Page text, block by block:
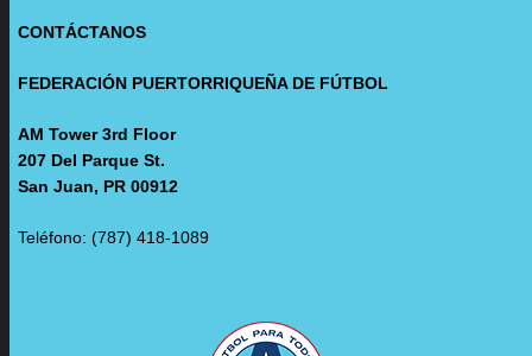
CONTÁCTANOS
FEDERACIÓN PUERTORRIQUEÑA DE FÚTBOL
AM Tower 3rd Floor
207 Del Parque St.
San Juan, PR 00912
Teléfono: (787) 418-1089